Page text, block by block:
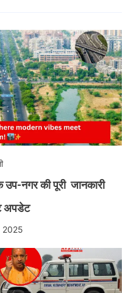
नगर की पूरी जानकारी
अपडेट
2025